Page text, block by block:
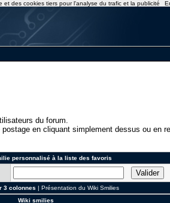
du forum.
en cliquant simplement dessus ou en
personnalisé à la liste des favoris
3 colonnes | Présentation du Wiki Smilies
Wiki smilies
des cookies tiers pour l'analyse du trafic et la publicité